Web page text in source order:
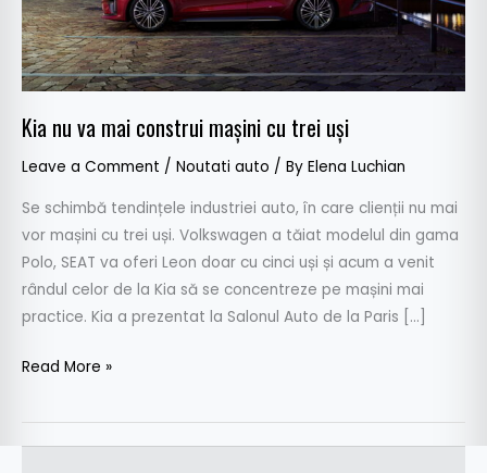
Kia nu va mai construi mașini cu trei uși
Leave a Comment / Noutati auto / By Elena Luchian
Se schimbă tendințele industriei auto, în care clienții nu mai
vor mașini cu trei uși. Volkswagen a tăiat modelul din gama
Polo, SEAT va oferi Leon doar cu cinci uși și acum a venit
rândul celor de la Kia să se concentreze pe mașini mai
practice. Kia a prezentat la Salonul Auto de la Paris […]
trei
uși
Read More »